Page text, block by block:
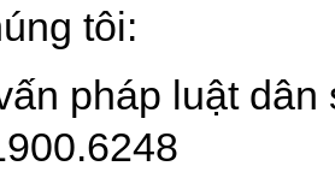
tôi:
pháp luật